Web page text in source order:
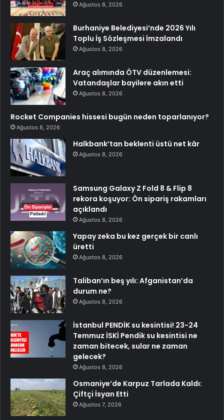
Ağustos 8, 2026
Burhaniye Belediyesi’nde 2026 Yılı
Toplu İş Sözleşmesi İmzalandı
Ağustos 8, 2026
Araç alımında ÖTV düzenlemesi:
Vatandaşlar bayilere akın etti
Ağustos 8, 2026
Rocket Companies hissesi bugün neden toparlanıyor?
Ağustos 8, 2026
Halkbank’tan beklenti üstü net kâr
Ağustos 8, 2026
Samsung Galaxy Z Fold 8 & Flip 8
rekora koşuyor: Ön sipariş rakamları
açıklandı
Ağustos 8, 2026
Yapay zeka bu kez gerçek bir canlı
üretti
Ağustos 8, 2026
Taliban’ın beş yılı: Afganistan’da
durum ne?
Ağustos 8, 2026
İstanbul PENDİK su kesintisi! 23-24
Temmuz İSKİ Pendik su kesintisi ne
zaman bitecek, sular ne zaman
gelecek?
Ağustos 8, 2026
Osmaniye’de Karpuz Tarlada Kaldı:
Çiftçi İsyan Etti
Ağustos 7, 2026